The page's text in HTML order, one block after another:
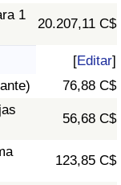
1
20.207,11 C$
[Editar]
76,88 C$
56,68 C$
123,85 C$